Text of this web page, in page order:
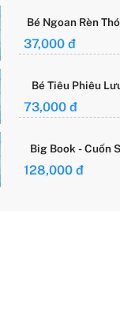
Bé Ngoan Rèn
37,000 đ
Bé Tiêu Phiêu
Giới Của Cô
73,000 đ
Big Book - Cuốn
Hành Tinh
128,000 đ